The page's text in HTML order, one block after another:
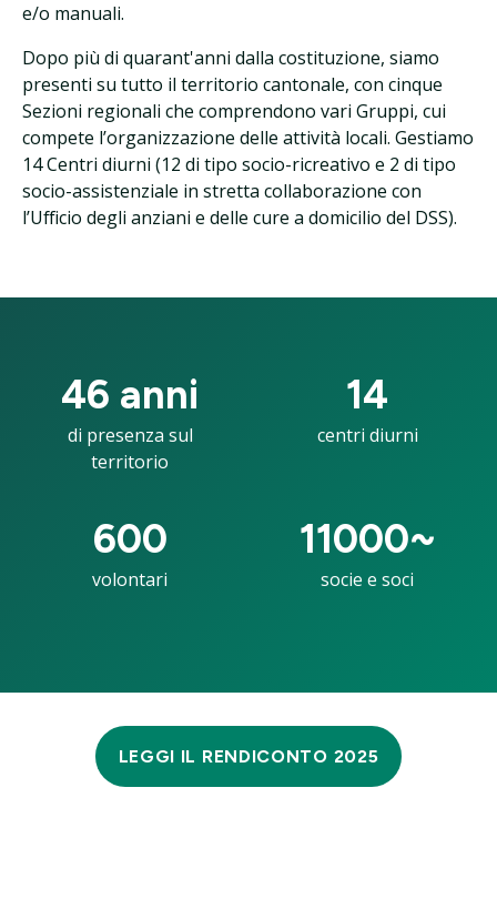
e/o manuali.
Dopo più di quarant'anni dalla costituzione, siamo
presenti su tutto il territorio cantonale, con cinque
Sezioni regionali che comprendono vari Gruppi, cui
compete l’organizzazione delle attività locali. Gestiamo
14 Centri diurni (12 di tipo socio-ricreativo e 2 di tipo
socio-assistenziale in stretta collaborazione con
l’Ufficio degli anziani e delle cure a domicilio del DSS).
46 anni
di presenza sul
territorio
14
centri diurni
600
volontari
11000~
socie e soci
LEGGI IL RENDICONTO 2025